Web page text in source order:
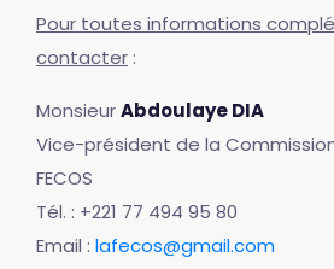
Pour toutes informations
contacter :
MonsieurAbdoulaye DIA
Vice-président de la
FECOS
Tél. : +221 77 494 95 80
Email : lafecos@gmail.com